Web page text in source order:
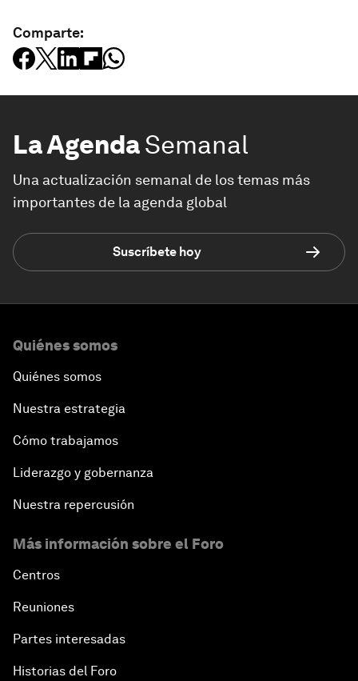
Comparte:
La AgendaSemanal
Una actualización semanal de los temas más
importantes de la agenda global
Suscríbete hoy
Quiénes somos
Quiénes somos
Nuestra estrategia
Cómo trabajamos
Liderazgo y gobernanza
Nuestra repercusión
Más información sobre el Foro
Centros
Reuniones
Partes interesadas
Historias del Foro